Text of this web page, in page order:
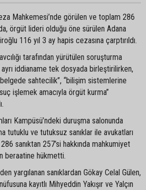
Mahkemesi’nde görülen ve toplam 286
örgüt lideri olduğu öne sürülen Adana
116 yıl 3 ay hapis cezasına çarptırıldı.
tarafından yürütülen soruşturma
ayrı iddianame tek dosyada birleştirilirken,
belgede sahtecilik”, “bilişim sistemlerine
işlemek amacıyla örgüt kurma”
Kampüsü’ndeki duruşma salonunda
tutuklu ve tutuksuz sanıklar ile avukatları
sanıktan 257’si hakkında mahkumiyet
beraatine hükmetti.
yargılanan sanıklardan Gökay Celal Gülen,
kayıtlı Mihyeddin Yakışır ve Yalçın